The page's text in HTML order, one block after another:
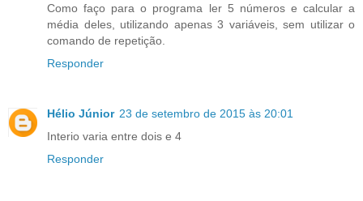
Como faço para o programa ler 5 números e calcular a
média deles, utilizando apenas 3 variáveis, sem utilizar o
comando de repetição.
Responder
Hélio Júnior 23 de setembro de 2015 às 20:01
Interio varia entre dois e 4
Responder